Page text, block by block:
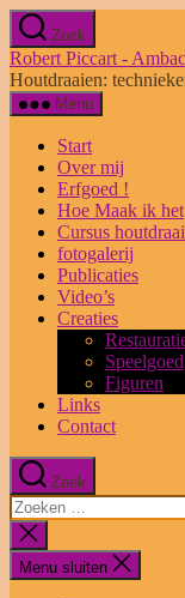
Ga
naar
de
inhoud
Zoek
Robert Piccart -
Houtdraaien:
Menu
Start
Over mij
Erfgoed !
Hoe Maak ik het
Cursus
fotogalerij
Publicaties
Video’s
Creaties
Speelgoed
Figuren
Links
Contact
Zoek
Zoeken
naar:
Zoeken
sluiten
Menu sluiten